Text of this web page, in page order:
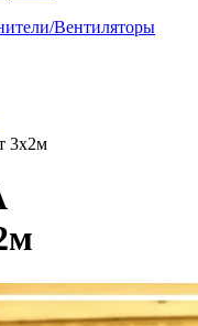
Вентиляторы
3х2м